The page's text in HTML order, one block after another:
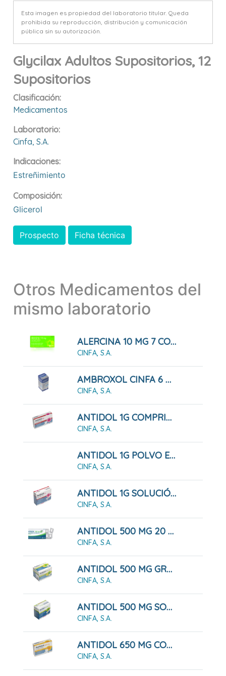
Esta imagen es propiedad del laboratorio titular. Queda
prohibida su reproducción, distribución y comunicación
pública sin su autorización.
Glycilax Adultos Supositorios, 12
Supositorios
Clasificación:
Medicamentos
Laboratorio:
Cinfa, S.a.
Indicaciones:
Estreñimiento
Composición:
Glicerol
Prospecto Ficha técnica
Otros Medicamentos del
mismo laboratorio
ALERCINA 10 MG 7 COMPRIMIDOS RECUBIERTOS
CINFA, S.A.
AMBROXOL CINFA 6 MG/ML JARABE
CINFA, S.A.
ANTIDOL 1G COMPRIMIDOS
CINFA, S.A.
ANTIDOL 1G POLVO EFERVESCENTE
CINFA, S.A.
ANTIDOL 1G SOLUCIÓN ORAL
CINFA, S.A.
ANTIDOL 500 MG 20 COMPRIMIDOS RECUBIERTOS
CINFA, S.A.
ANTIDOL 500 MG GRANULADO
CINFA, S.A.
ANTIDOL 500 MG SOLUCIÓN ORAL
CINFA, S.A.
ANTIDOL 650 MG COMPRIMIDOS
CINFA, S.A.